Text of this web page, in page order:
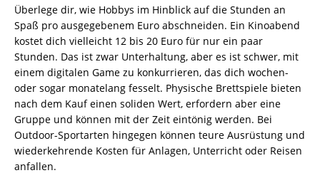
Überlege dir, wie Hobbys im Hinblick auf die Stunden an
Spaß pro ausgegebenem Euro abschneiden. Ein Kinoabend
kostet dich vielleicht 12 bis 20 Euro für nur ein paar
Stunden. Das ist zwar Unterhaltung, aber es ist schwer, mit
einem digitalen Game zu konkurrieren, das dich wochen-
oder sogar monatelang fesselt. Physische Brettspiele bieten
nach dem Kauf einen soliden Wert, erfordern aber eine
Gruppe und können mit der Zeit eintönig werden. Bei
Outdoor-Sportarten hingegen können teure Ausrüstung und
wiederkehrende Kosten für Anlagen, Unterricht oder Reisen
anfallen.